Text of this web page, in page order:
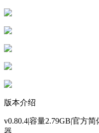
版本介绍
v0.80.4|容量2.79GB|官方
器